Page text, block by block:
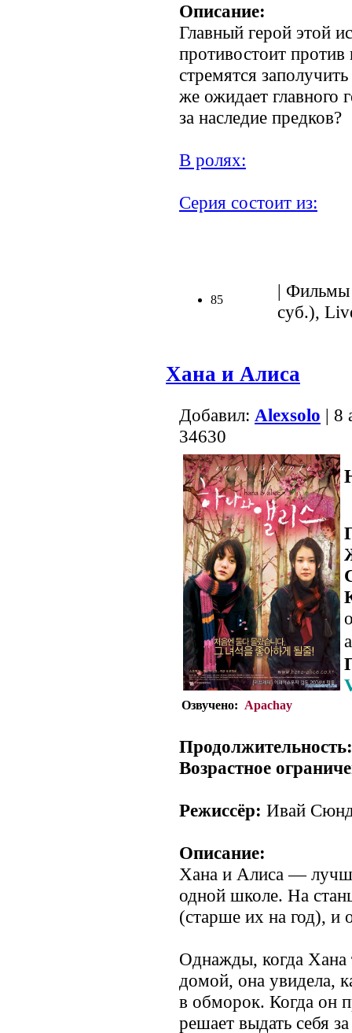
Описание:
Главный герой этой
противостоит
стремятся
же ожидает главного
за наследие предков?
В ролях:
Серия состоит из:
85
| Фильмы
суб.),
Хана и Алиса
Добавил: Alexsolo | 8
34630
Озвучено: Apachay
Продолжительность:
Возрастное
Режиссёр: Ивай
Описание:
Хана и Алиса —
одной школе. На
(старше их на год), и
Однажды, когда Хана
домой, она увидела,
в обморок. Когда он
решает выдать себя